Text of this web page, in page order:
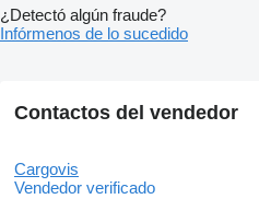
¿Detectó algún fraude?
Infórmenos de lo sucedido
Contactos del vendedor
Cargovis
Vendedor verificado